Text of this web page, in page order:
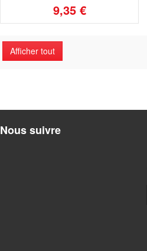
9,35 €
Afficher tout
Nous suivre